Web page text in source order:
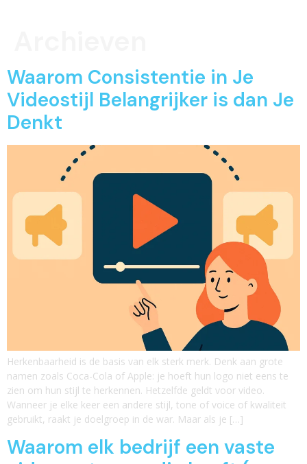
Waarom Consistentie in Je
Videostijl Belangrijker is dan Je
Denkt
Herkenbaarheid is de basis van elk sterk merk. Denk aan grote
namen zoals Coca-Cola of Apple: je hoeft hun logo niet eens te
zien om hun stijl te herkennen. Hetzelfde geldt voor video.
Wanneer je elke keer een andere stijl, tone of voice of kwaliteit
gebruikt, raakt je doelgroep in de war. Maar als je […]
Waarom elk bedrijf een vaste